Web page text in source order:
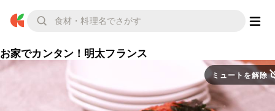
お家でカンタン！明太フランス
ミュートを解除